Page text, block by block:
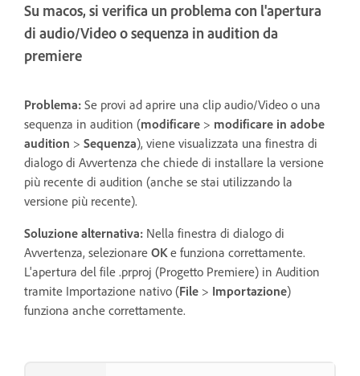
Su macos, si verifica un problema con l'apertura
di audio/Video o sequenza in audition da
premiere
Problema: Se provi ad aprire una clip audio/Video o una
sequenza in audition (modificare > modificare in adobe
audition > Sequenza), viene visualizzata una finestra di
dialogo di Avvertenza che chiede di installare la versione
più recente di audition (anche se stai utilizzando la
versione più recente).
Soluzione alternativa: Nella finestra di dialogo di
Avvertenza, selezionare OKe funziona correttamente.
L'apertura del file .prproj (Progetto Premiere) in Audition
tramite Importazione nativo (File > Importazione)
funziona anche correttamente.